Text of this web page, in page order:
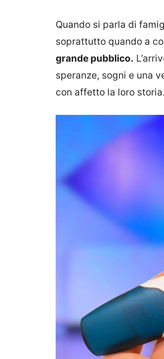
Quando si parla di
soprattutto quando a
grande pubblico.
speranze, sogni e una
con affetto la loro storia.